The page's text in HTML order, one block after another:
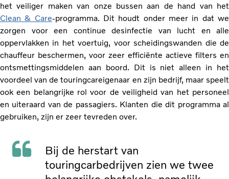
het veiliger maken van onze bussen aan de hand van het
Clean & Care-programma. Dit houdt onder meer in dat we
zorgen voor een continue desinfectie van lucht en alle
oppervlakken in het voertuig, voor scheidingswanden die de
chauffeur beschermen, voor zeer efficiënte actieve filters en
ontsmettingsmiddelen aan boord. Dit is niet alleen in het
voordeel van de touringcareigenaar en zijn bedrijf, maar speelt
ook een belangrijke rol voor de veiligheid van het personeel
en uiteraard van de passagiers. Klanten die dit programma al
gebruiken, zijn er zeer tevreden over.
Bij de herstart van
touringcarbedrijven zien we twee